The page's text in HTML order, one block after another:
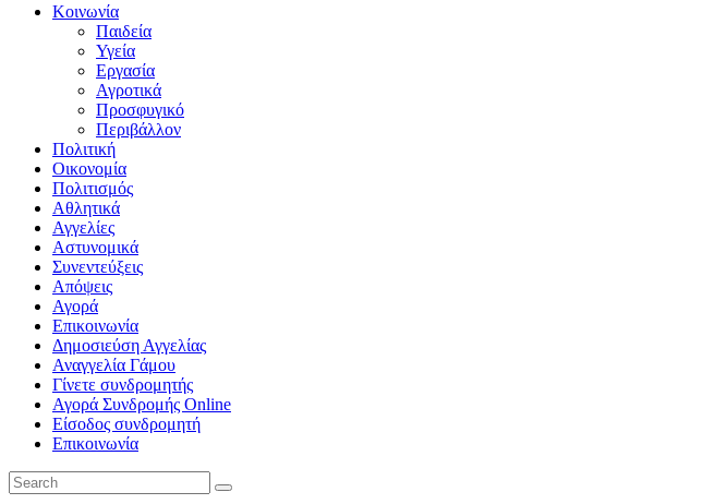
Κοινωνία
Παιδεία
Υγεία
Εργασία
Αγροτικά
Προσφυγικό
Περιβάλλον
Πολιτική
Οικονομία
Πολιτισμός
Αθλητικά
Αγγελίες
Αστυνομικά
Συνεντεύξεις
Απόψεις
Αγορά
Επικοινωνία
Δημοσιεύση Αγγελίας
Αναγγελία Γάμου
Γίνετε συνδρομητής
Αγορά Συνδρομής Online
Είσοδος συνδρομητή
Επικοινωνία